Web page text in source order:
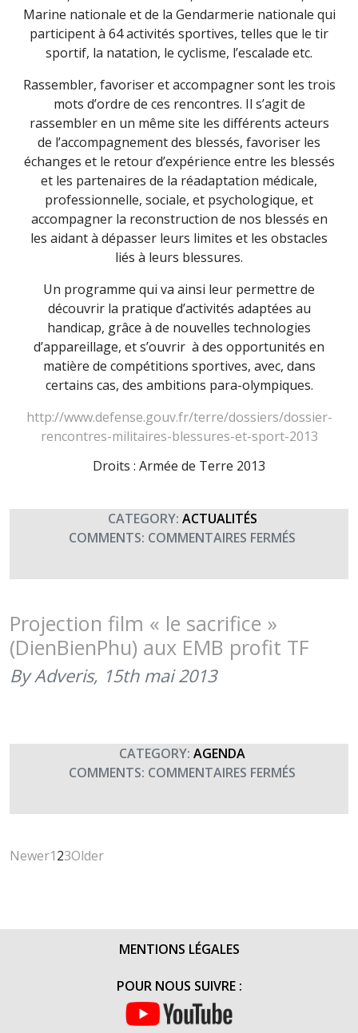
Marine nationale et de la Gendarmerie nationale qui
participent à 64 activités sportives, telles que le tir
sportif, la natation, le cyclisme, l’escalade etc.
Rassembler, favoriser et accompagner sont les trois
mots d’ordre de ces rencontres. Il s’agit de
rassembler en un même site les différents acteurs
de l’accompagnement des blessés, favoriser les
échanges et le retour d’expérience entre les blessés
et les partenaires de la réadaptation médicale,
professionnelle, sociale, et psychologique, et
accompagner la reconstruction de nos blessés en
les aidant à dépasser leurs limites et les obstacles
liés à leurs blessures.
Un programme qui va ainsi leur permettre de
découvrir la pratique d’activités adaptées au
handicap, grâce à de nouvelles technologies
d’appareillage, et s’ouvrir à des opportunités en
matière de compétitions sportives, avec, dans
certains cas, des ambitions para-olympiques.
http://www.defense.gouv.fr/terre/dossiers/dossier-
rencontres-militaires-blessures-et-sport-2013
Droits : Armée de Terre 2013
CATEGORY: ACTUALITÉS
COMMENTS: COMMENTAIRES FERMÉS
2013
Projection film « le sacrifice »
(DienBienPhu) aux EMB profit TF
By Adveris, 15th mai 2013
CATEGORY: AGENDA
COMMENTS: COMMENTAIRES FERMÉS
FILM
PROFIT
Newer123Older
MENTIONS LÉGALES
POUR NOUS SUIVRE :